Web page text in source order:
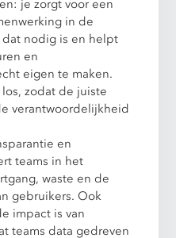
je zorgt voor een
in de
dat nodig is en helpt
en
eigen te maken.
zodat de juiste
verantwoordelijkheid
en
teams in het
waste en de
gebruikers. Ook
impact is van
teams data gedreven